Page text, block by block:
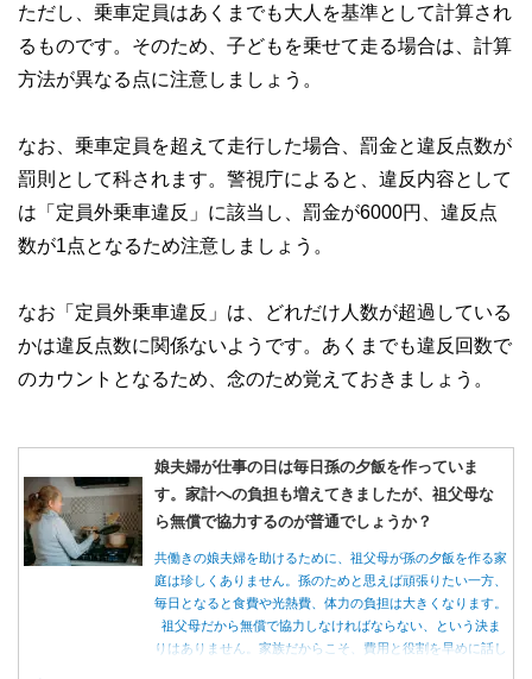
ただし、乗車定員はあくまでも大人を基準として計算され
るものです。そのため、子どもを乗せて走る場合は、計算
方法が異なる点に注意しましょう。
なお、乗車定員を超えて走行した場合、罰金と違反点数が
罰則として科されます。警視庁によると、違反内容として
は「定員外乗車違反」に該当し、罰金が6000円、違反点
数が1点となるため注意しましょう。
なお「定員外乗車違反」は、どれだけ人数が超過している
かは違反点数に関係ないようです。あくまでも違反回数で
のカウントとなるため、念のため覚えておきましょう。
娘夫婦が仕事の日は毎日孫の夕飯を作っていま
す。家計への負担も増えてきましたが、祖父母な
ら無償で協力するのが普通でしょうか？
共働きの娘夫婦を助けるために、祖父母が孫の夕飯を作る家
庭は珍しくありません。孫のためと思えば頑張りたい一方、
毎日となると食費や光熱費、体力の負担は大きくなります。
祖父母だから無償で協力しなければならない、という決ま
りはありません。家族だからこそ、費用と役割を早めに話し